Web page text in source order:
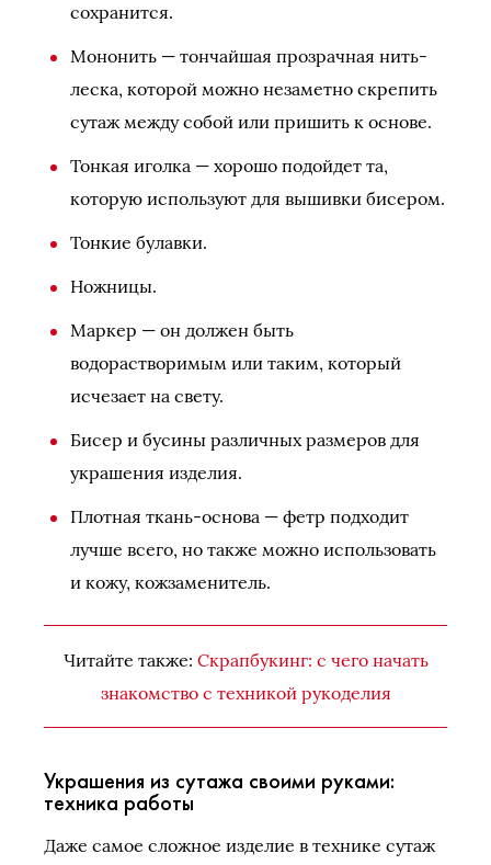
сохранится.
Мононить — тончайшая прозрачная нить-
леска, которой можно незаметно скрепить
сутаж между собой или пришить к основе.
Тонкая иголка — хорошо подойдет та,
которую используют для вышивки бисером.
Тонкие булавки.
Ножницы.
Маркер — он должен быть
водорастворимым или таким, который
исчезает на свету.
Бисер и бусины различных размеров для
украшения изделия.
Плотная ткань-основа — фетр подходит
лучше всего, но также можно использовать
и кожу, кожзаменитель.
Читайте также: Скрапбукинг: с чего начать
знакомство с техникой рукоделия
Украшения из сутажа своими руками:
техника работы
Даже самое сложное изделие в технике сутаж